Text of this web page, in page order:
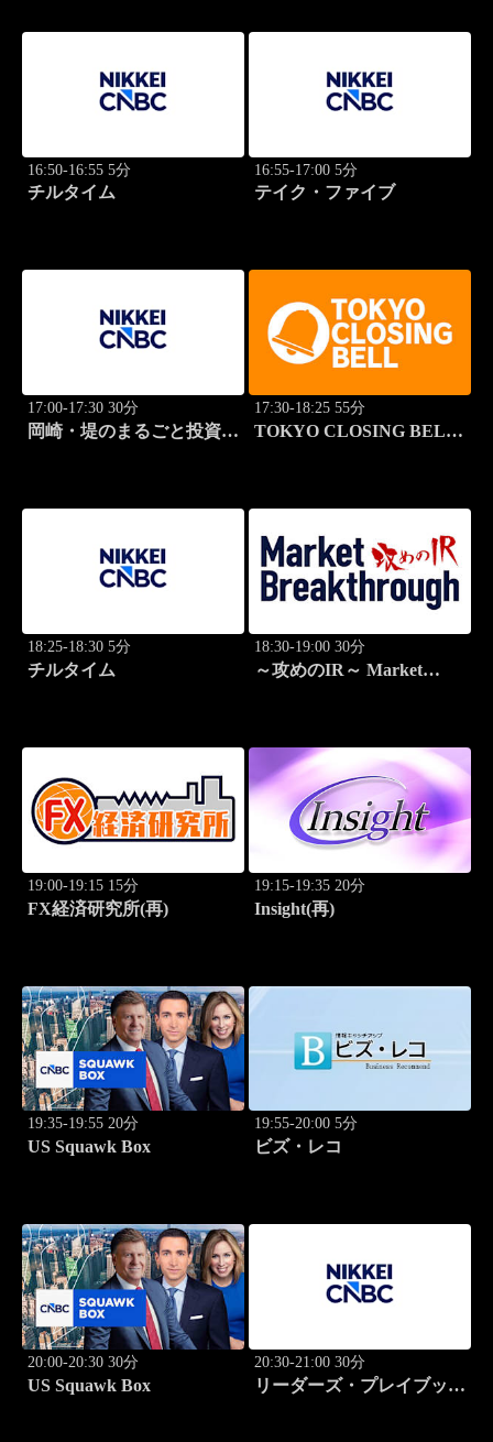
16:50-16:55 5分
チルタイム
16:55-17:00 5分
テイク・ファイブ
17:00-17:30 30分
岡崎・堤のまるごと投資道
17:30-18:25 55分
TOKYO CLOSING BELL
18:25-18:30 5分
チルタイム
18:30-19:00 30分
～攻めのIR～ Market
19:00-19:15 15分
FX経済研究所(再)
19:15-19:35 20分
Insight(再)
19:35-19:55 20分
US Squawk Box
19:55-20:00 5分
ビズ・レコ
20:00-20:30 30分
US Squawk Box
20:30-21:00 30分
リーダーズ・プレイブック